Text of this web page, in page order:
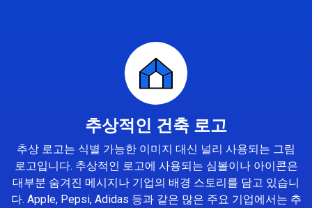
추상적인 건축 로고
추상 로고는 식별 가능한 이미지 대신 널리 사용되는 그림
로고입니다. 추상적인 로고에 사용되는 심볼이나 아이콘은
대부분 숨겨진 메시지나 기업의 배경 스토리를 담고 있습니
다. Apple, Pepsi, Adidas 등과 같은 많은 주요 기업에서는 추